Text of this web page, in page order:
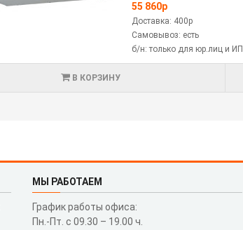
55 860р
Доставка: 400р
Самовывоз: есть
б/н: только для юр.лиц и
В КОРЗИНУ
МЫ РАБОТАЕМ
График работы офиса:
Пн.-Пт. с 09.30 – 19.00 ч.